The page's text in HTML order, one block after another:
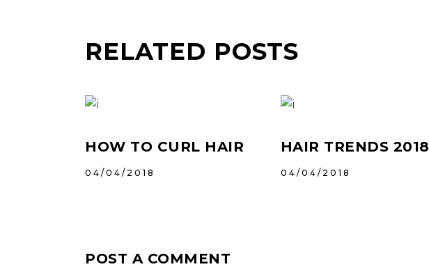
RELATED POSTS
HOW TO CURL HAIR
04/04/2018
HAIR TRENDS 2018
04/04/2018
POST A COMMENT